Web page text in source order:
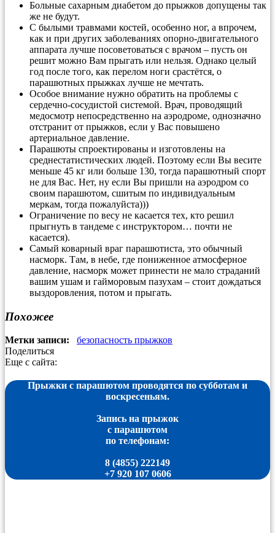
Больные сахарным диабетом до прыжков допущены так
же не будут.
С былыми травмами костей, особенно ног, а впрочем,
как и при других заболеваниях опорно-двигательного
аппарата лучше посоветоваться с врачом – пусть он
решит можно Вам прыгать или нельзя. Однако целый
год после того, как перелом ноги срастётся, о
парашютных прыжках лучше не мечтать.
Особое внимание нужно обратить на проблемы с
сердечно-сосудистой системой. Врач, проводящий
медосмотр непосредственно на аэродроме, однозначно
отстранит от прыжков, если у Вас повышено
артериальное давление.
Парашюты спроектированы и изготовлены на
среднестатистических людей. Поэтому если Вы весите
меньше 45 кг или больше 130, тогда парашютный спорт
не для Вас. Нет, ну если Вы пришли на аэродром со
своим парашютом, сшитым по индивидуальным
меркам, тогда пожалуйста)))
Ограничение по весу не касается тех, кто решил
прыгнуть в тандеме с инструктором… почти не
касается).
Самый коварный враг парашютиста, это обычный
насморк. Там, в небе, где пониженное атмосферное
давление, насморк может принести не мало страданий
вашим ушам и гайморовым пазухам – стоит дождаться
выздоровления, потом и прыгать.
Похожее
Метки записи:
безопасность прыжков
Поделиться
Еще с сайта:
Прыжки с парашютом проводятся по субботам и
воскресеньям.
Запись на прыжок
с парашютом
по телефонам:
8 (4855) 222149
+7 920 107 0606